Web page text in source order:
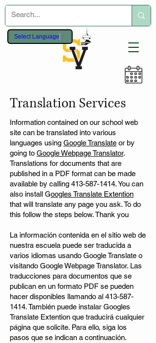
Translation Services
Information contained on our school web
site can be translated into various
languages using Google Translate or by
going to Google Webpage Translator.
Translations for documents that are
published in a PDF format can be made
available by calling 413-587-1414. You can
also install Googles Translate Extention
that will translate any page you ask. To do
this follow the steps below. Thank you
La información contenida en el sitio web de
nuestra escuela puede ser traducida a
varios idiomas usando Google Translate o
visitando Google Webpage Translator. Las
traducciones para documentos que se
publican en un formato PDF se pueden
hacer disponibles llamando al 413-587-
1414. También puede instalar Googles
Translate Extention que traducirá cualquier
página que solicite. Para ello, siga los
pasos que se indican a continuación.
Select Language ▼